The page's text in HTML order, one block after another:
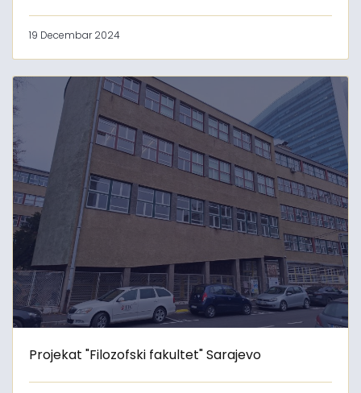
19 Decembar 2024
Projekat "Filozofski fakultet" Sarajevo